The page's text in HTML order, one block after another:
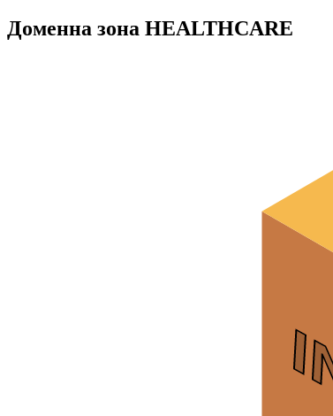
Доменна зона HEALTHCARE